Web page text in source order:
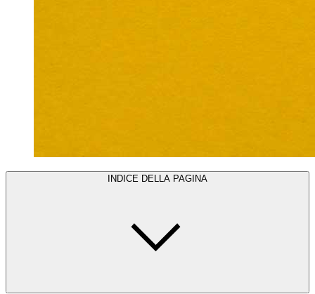
INDICE DELLA PAGINA